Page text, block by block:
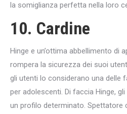
la somiglianza perfetta nella loro
10. Cardine
Hinge e un’ottima abbellimento di
rompera la sicurezza dei suoi
gli utenti lo considerano una delle
per adolescenti. Di faccia Hinge,
un profilo determinato. Spettatore